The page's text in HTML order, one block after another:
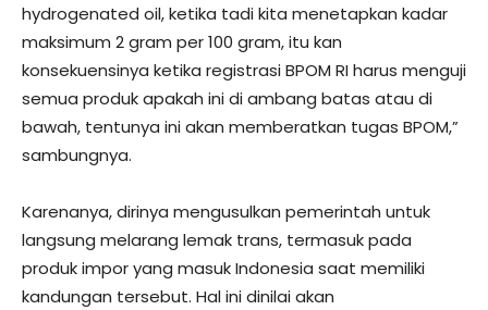
hydrogenated oil, ketika tadi kita menetapkan kadar
maksimum 2 gram per 100 gram, itu kan
konsekuensinya ketika registrasi BPOM RI harus menguji
semua produk apakah ini di ambang batas atau di
bawah, tentunya ini akan memberatkan tugas BPOM,”
sambungnya.
Karenanya, dirinya mengusulkan pemerintah untuk
langsung melarang lemak trans, termasuk pada
produk impor yang masuk Indonesia saat memiliki
kandungan tersebut. Hal ini dinilai akan